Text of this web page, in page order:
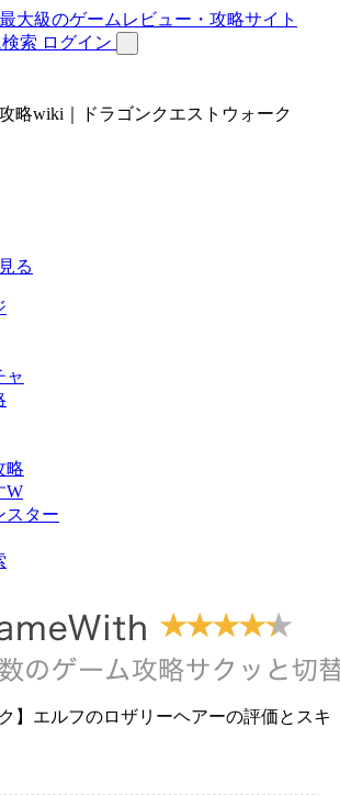
索 ログイン
略wiki｜ドラゴンクエストウォーク
る
ャ
略
W
スター
】エルフのロザリーヘアーの評価とスキ